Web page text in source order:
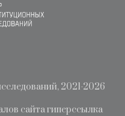
, 2021-2026
сайта гиперссылка